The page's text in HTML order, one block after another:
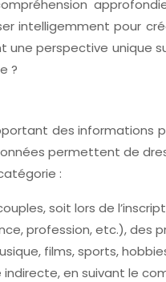
intelligemment pour
perspective unique
?
des informations
permettent de
:
soit lors de
profession, etc.),
films, sports,
en suivant le